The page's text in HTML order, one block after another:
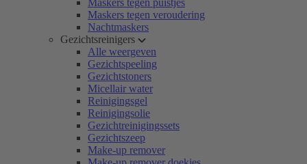
Maskers tegen puistjes
Maskers tegen veroudering
Nachtmaskers
Gezichtsreinigers
Alle weergeven
Gezichtspeeling
Gezichtstoners
Micellair water
Reinigingsgel
Reinigingsolie
Gezichtreinigingssets
Gezichtszeep
Make-up remover